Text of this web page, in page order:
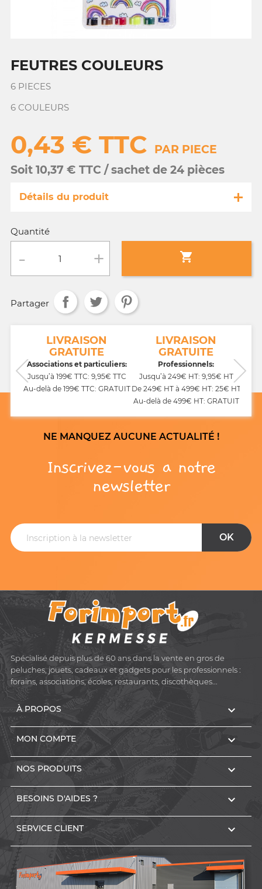
FEUTRES COULEURS
6 PIECES
6 COULEURS
0,43 € TTC PAR PIECE
Soit 10,37 € TTC / sachet de 24 pièces
Détails du produit
Référence
Conditionnement :
Age :
Quantité

Partager
LIVRAISON
GRATUITE
Associations et particuliers:
Jusqu’à 199€ TTC: 9,95€ TTC
Au-delà de 199€ TTC: GRATUIT
LIVRAISON
GRATUITE
Professionnels:
Jusqu’à 249€ HT: 9,95€ HT
De 249€ HT à 499€ HT: 25€ HT
Au-delà de 499€ HT: GRATUIT
NE MANQUEZ AUCUNE ACTUALITÉ !
Inscrivez-vous a notre
newsletter
Spécialisé depuis plus de 60 ans dans la vente en gros de
peluches, jouets, cadeaux et gadgets pour les professionnels :
forains, associations, écoles, restaurants, discothèques...
À PROPOS 
MON COMPTE 
NOS PRODUITS 
BESOINS D'AIDES ? 
SERVICE CLIENT 